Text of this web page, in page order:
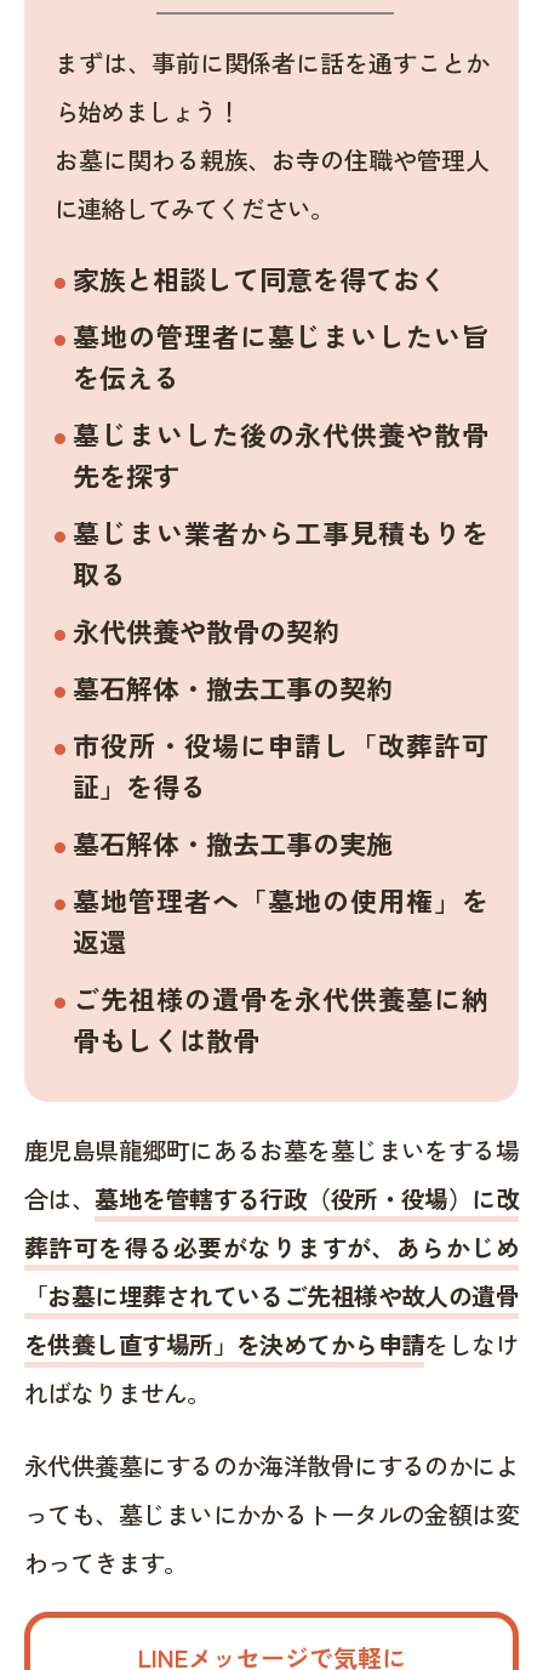
まずは、事前に関係者に話を通すことか
ら始めましょう！
お墓に関わる親族、お寺の住職や管理人
に連絡してみてください。
家族と相談して同意を得ておく
墓地の管理者に墓じまいしたい旨
を伝える
墓じまいした後の永代供養や散骨
先を探す
墓じまい業者から工事見積もりを
取る
永代供養や散骨の契約
墓石解体・撤去工事の契約
市役所・役場に申請し「改葬許可
証」を得る
墓石解体・撤去工事の実施
墓地管理者へ「墓地の使用権」を
返還
ご先祖様の遺骨を永代供養墓に納
骨もしくは散骨
鹿児島県龍郷町にあるお墓を墓じまいをする場
合は、墓地を管轄する行政（役所・役場）に改
葬許可を得る必要がなりますが、あらかじめ
「お墓に埋葬されているご先祖様や故人の遺骨
を供養し直す場所」を決めてから申請をしなけ
ればなりません。
永代供養墓にするのか海洋散骨にするのかによ
っても、墓じまいにかかるトータルの金額は変
わってきます。
LINEメッセージで気軽に